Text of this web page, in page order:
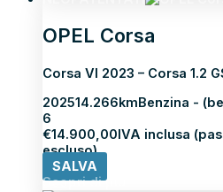
OPEL Corsa
Corsa VI 2023 – Corsa 1.2
202514.266kmBenzina -
6
€14.900,00IVA inclusa
escluso)
SALVA
Scopri di più